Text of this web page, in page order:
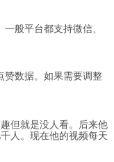
般平台都支持微信、
赞数据。如果需要调整
但就是没人看。后来他
人。现在他的视频每天